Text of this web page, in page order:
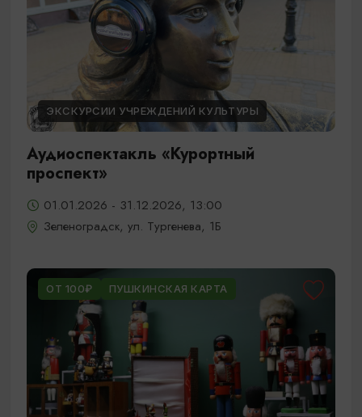
ЭКСКУРСИИ УЧРЕЖДЕНИЙ КУЛЬТУРЫ
Аудиоспектакль «Курортный
проспект»
01.01.2026 - 31.12.2026, 13:00
Зеленоградск, ул. Тургенева, 1Б
ОТ 100₽ ПУШКИНСКАЯ КАРТА